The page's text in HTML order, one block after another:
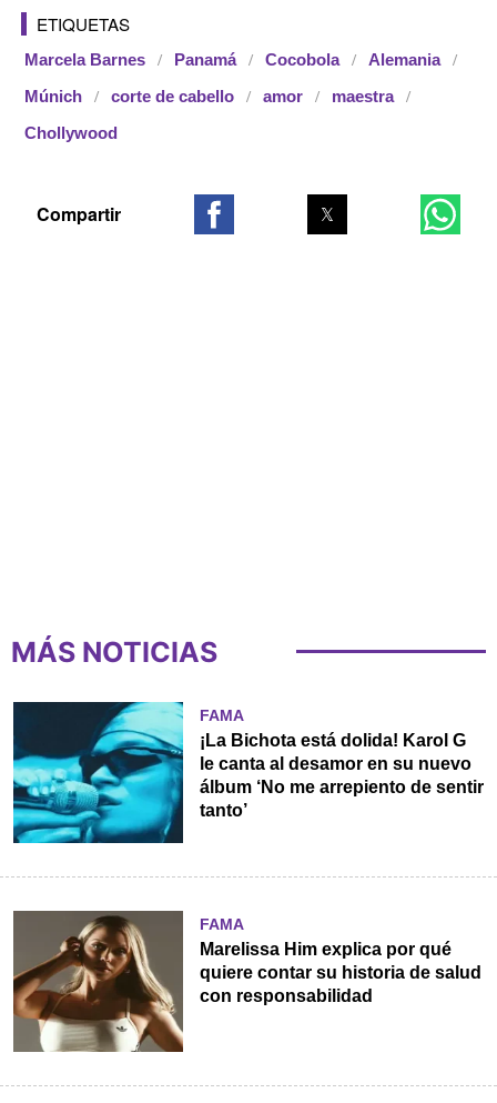
ETIQUETAS
Marcela Barnes Panamá Cocobola Alemania
Múnich corte de cabello amor maestra
Chollywood
MÁS NOTICIAS
FAMA
¡La Bichota está dolida! Karol G
le canta al desamor en su nuevo
álbum ‘No me arrepiento de sentir
tanto’
FAMA
Marelissa Him explica por qué
quiere contar su historia de salud
con responsabilidad